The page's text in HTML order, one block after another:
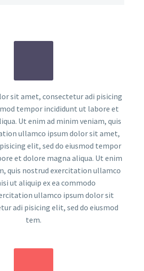
sit amet, consectetur adi pisicing
tempor incididunt ut labore et
Ut enim ad minim veniam, quis
ullamco ipsum dolor sit amet,
elit, sed do eiusmod tempor
et dolore magna aliqua. Ut enim
quis nostrud exercitation ullamco
ut aliquip ex ea commodo
ullamco ipsum dolor sit
adi pisicing elit, sed do eiusmod
tem.